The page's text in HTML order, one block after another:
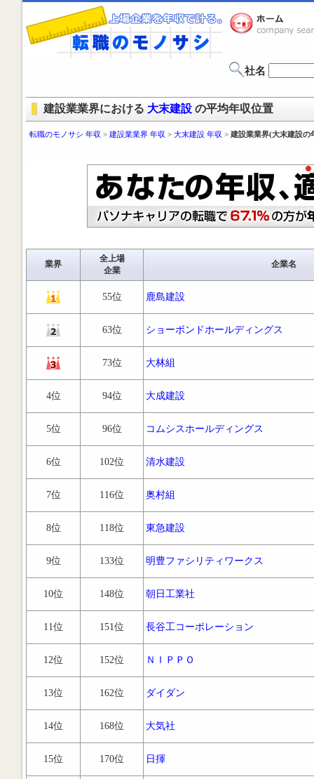
社名
建設業業界における 大末建設 の平均年収位置
転職のモノサシ 年収 > 建設業業界 年収 > 大末建設 年収 > 建設業業界(大末建設の
業界
全上場
企業
企業名
55位 鹿島建設
63位 ショーボンドホールディングス
73位 大林組
4位 94位 大成建設
5位 96位 コムシスホールディングス
6位 102位 清水建設
7位 116位 奥村組
8位 118位 東急建設
9位 133位 明豊ファシリティワークス
10位 148位 朝日工業社
11位 151位 長谷工コーポレーション
12位 152位 ＮＩＰＰＯ
13位 162位 ダイダン
14位 168位 大気社
15位 170位 日揮